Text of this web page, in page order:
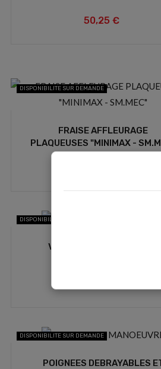
50,25 €
DISPONIBILITE SUR DEMANDE
FRAISE AFFLEURAGE
PLAQUEUSES "MINIMAX -
DISPONIBILITE SUR DEMANDE
VOLANTS DE MANOEUVRE
DISPONIBILITE SUR DEMANDE
POIGNEES DEBRAYABLES